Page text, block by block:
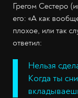
Грегом Сестеро
его: «А как
плохое, или так
ответил:
Нельзя
Когда ты